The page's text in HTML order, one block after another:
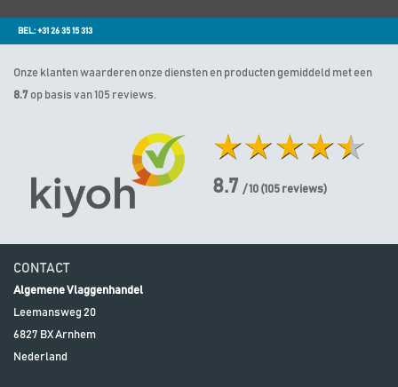
BEL: +31 26 35 15 313
Onze klanten waarderen onze diensten en producten gemiddeld met een
8.7 op basis van 105 reviews.
8.7 / 10 (105 reviews)
CONTACT
Algemene Vlaggenhandel
Leemansweg 20
6827 BXArnhem
Nederland